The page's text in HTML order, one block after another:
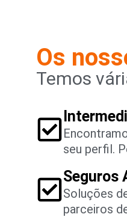
Os
Temos
seu perfil.
Seguros
Soluções
parceiros